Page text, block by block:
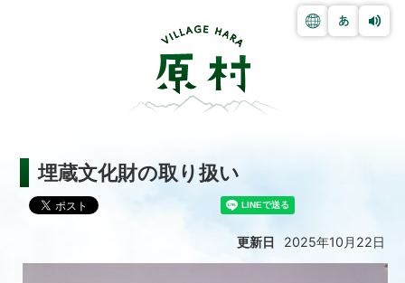
埋蔵文化財の取り扱い
更新日 2025年10月22日